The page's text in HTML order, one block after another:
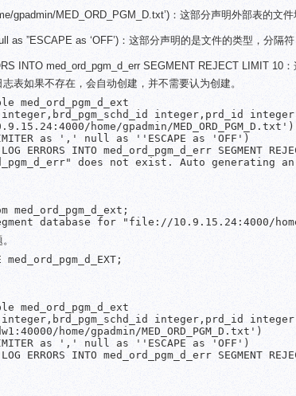
gpadmin/MED_ORD_PGM_D.txt’)：这部分声明外部表的文件
as ”ESCAPE as ‘OFF’)：这部分声明的是文件的类型，分隔
INTO med_ord_pgm_d_err SEGMENT REJECT LIMIT 10
表如果不存在，会自动创建，并不需要认为创建。
med_ord_pgm_d_ext
integer,prd_id
home/gpadmin/MED_ORD_PGM_D.txt')
as ',' null as ''ESCAPE as 'OFF')
ERRORS INTO med_ord_pgm_d_err SEGMENT
does not exist. Auto generating
med_ord_pgm_d_EXT;
med_ord_pgm_d_ext
integer,prd_id
home/gpadmin/MED_ORD_PGM_D.txt')
as ',' null as ''ESCAPE as 'OFF')
ERRORS INTO med_ord_pgm_d_err SEGMENT